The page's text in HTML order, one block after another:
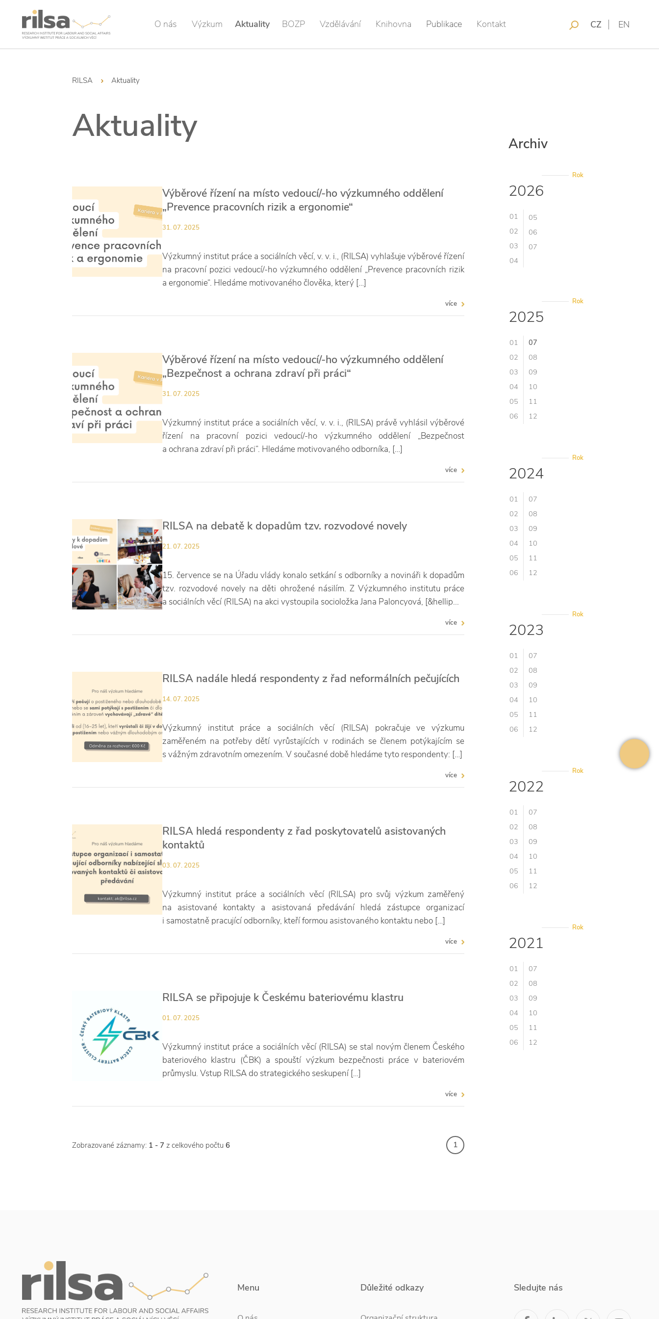
O nás Výzkum Aktuality BOZP Vzdělávání Knihovna Publikace Kontakt CZ EN
RILSA Aktuality
Aktuality
Výběrové řízení na místo vedoucí/-ho výzkumného oddělení
„Prevence pracovních rizik a ergonomie“
31. 07. 2025
Výzkumný institut práce a sociálních věcí, v. v. i., (RILSA) vyhlašuje výběrové řízení
na pracovní pozici vedoucí/-ho výzkumného oddělení „Prevence pracovních rizik
a ergonomie“. Hledáme motivovaného člověka, který […]
více
Výběrové řízení na místo vedoucí/-ho výzkumného oddělení
„Bezpečnost a ochrana zdraví při práci“
31. 07. 2025
Výzkumný institut práce a sociálních věcí, v. v. i., (RILSA) právě vyhlásil výběrové
řízení na pracovní pozici vedoucí/-ho výzkumného oddělení „Bezpečnost
a ochrana zdraví při práci“. Hledáme motivovaného odborníka, […]
více
RILSA na debatě k dopadům tzv. rozvodové novely
21. 07. 2025
15. července se na Úřadu vlády konalo setkání s odborníky a novináři k dopadům
tzv. rozvodové novely na děti ohrožené násilím. Z Výzkumného institutu práce
a sociálních věcí (RILSA) na akci vystoupila socioložka Jana Paloncyová, [&hellip...
více
RILSA nadále hledá respondenty z řad neformálních pečujících
14. 07. 2025
Výzkumný institut práce a sociálních věcí (RILSA) pokračuje ve výzkumu
zaměřeném na potřeby dětí vyrůstajících v rodinách se členem potýkajícím se
s vážným zdravotním omezením. V současné době hledáme tyto respondenty: […]
více
RILSA hledá respondenty z řad poskytovatelů asistovaných
kontaktů
03. 07. 2025
Výzkumný institut práce a sociálních věcí (RILSA) pro svůj výzkum zaměřený
na asistované kontakty a asistovaná předávání hledá zástupce organizací
i samostatně pracující odborníky, kteří formou asistovaného kontaktu nebo […]
více
RILSA se připojuje k Českému bateriovému klastru
01. 07. 2025
Výzkumný institut práce a sociálních věcí (RILSA) se stal novým členem Českého
bateriového klastru (ČBK) a spouští výzkum bezpečnosti práce v bateriovém
průmyslu. Vstup RILSA do strategického seskupení […]
více
Zobrazované záznamy: 1 - 7 z celkového počtu 6 1
Archiv
Rok
2026
01
02
03
04
05
06
07
Rok
2025
01
02
03
04
05
06
07
08
09
10
11
12
Rok
2024
01
02
03
04
05
06
07
08
09
10
11
12
Rok
2023
01
02
03
04
05
06
07
08
09
10
11
12
Rok
2022
01
02
03
04
05
06
07
08
09
10
11
12
Rok
2021
01
02
03
04
05
06
07
08
09
10
11
12
Menu Důležité odkazy Sledujte nás